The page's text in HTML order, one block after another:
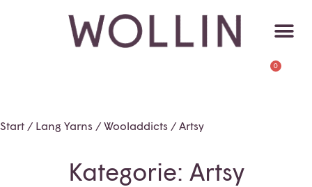
0
Start / Lang Yarns / Wooladdicts / Artsy
Kategorie: Artsy